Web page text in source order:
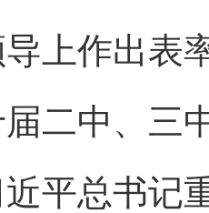
上作出表
二中、三
平总书记